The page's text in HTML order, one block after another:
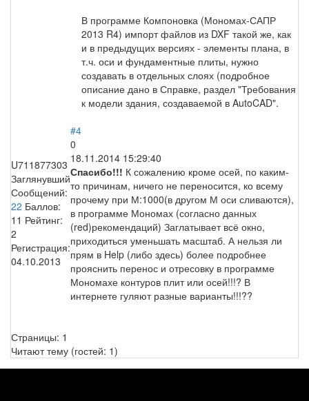
В программе Компоновка (Мономах-САПР
2013 R4) импорт файлов из DXF такой же, как
и в предыдущих версиях - элементы плана, в
т.ч. оси и фундаментные плиты, нужно
создавать в отдельных слоях (подробное
описание дано в Справке, раздел "Требования
к модели здания, создаваемой в AutoCAD".
U711877303
Заглянувший
Сообщений:
22 Баллов:
11 Рейтинг:
2
Регистрация:
04.10.2013
#4
0
18.11.2014 15:29:40
Спасибо!!! К сожалению кроме осей, по каким-
то причинам, ничего не переносится, ко всему
прочему при М:1000(в другом М оси сливаются),
в программе Мономах (согласно данных
(red)рекомендаций) Заглатывает всё окно,
приходиться уменьшать масштаб. А нельзя ли
прям в Help (либо здесь) более подробнее
прояснить перенос и отресовку в программе
Мономахе контуров плит или осей!!!? В
интернете гуляют разные варианты!!!??
Страницы: 1
Читают тему (гостей: 1)